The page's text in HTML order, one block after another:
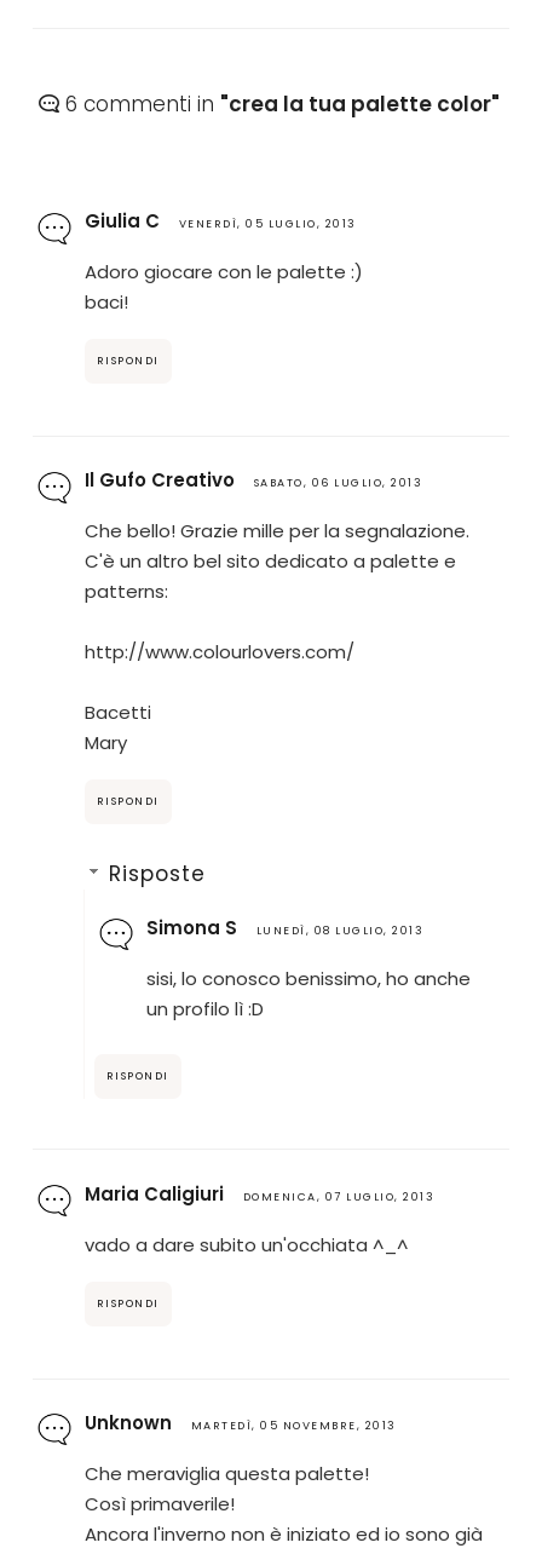
6 commenti in "crea la tua palette color"
Giulia C VENERDÌ, 05 LUGLIO, 2013
Adoro giocare con le palette :)
baci!
RISPONDI
Il Gufo Creativo SABATO, 06 LUGLIO, 2013
Che bello! Grazie mille per la segnalazione.
C'è un altro bel sito dedicato a palette e
patterns:
http://www.colourlovers.com/
Bacetti
Mary
RISPONDI
Risposte
Simona S LUNEDÌ, 08 LUGLIO, 2013
sisi, lo conosco benissimo, ho anche
un profilo lì :D
RISPONDI
Maria Caligiuri DOMENICA, 07 LUGLIO, 2013
vado a dare subito un'occhiata ^_^
RISPONDI
Unknown MARTEDÌ, 05 NOVEMBRE, 2013
Che meraviglia questa palette!
Così primaverile!
Ancora l'inverno non è iniziato ed io sono già